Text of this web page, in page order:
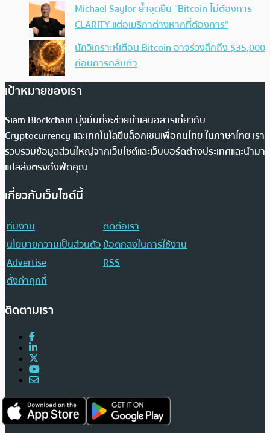
Michael Saylor ย้ำจุดยืน “Bitcoin ไม่ต้องการ
CLARITY แต่อเมริกาต่างหากที่ต้องการ”
นักวิเคราะห์เตือน Bitcoin อาจร่วงลึกถึง $35,000
ก่อนการกลับตัว
เป้าหมายของเรา
Siam Blockchain มุ่งมั่นที่จะช่วยนำเสนอสารเกี่ยวกับ
Cryptocurrency และเทคโนโลยีบล็อกเชนเพื่อคนไทย ในภาษาไทย เรา
รวบรวมข้อมูลส่วนใหญ่จากเว็บไซต์และเว็บบอร์ดต่างประเทศและนำมา
แปลส่งตรงถึงฟีดคุณ
เกี่ยวกับเว็บไซต์นี้
ทีมงาน
ติดต่อเรา
นโยบายความเป็นส่วนตัวข้อตกลงในการใช้งาน
Advertise
RSS
ตั้งค่าคุกกี้
ติดตามเรา